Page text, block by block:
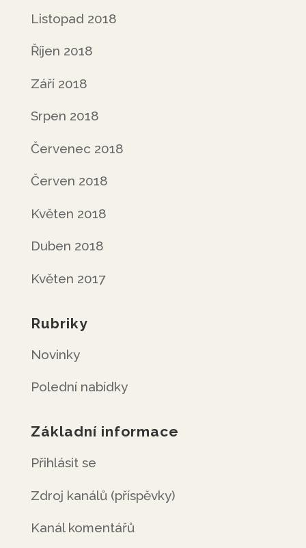
Listopad 2018
Říjen 2018
Září 2018
Srpen 2018
Červenec 2018
Červen 2018
Květen 2018
Duben 2018
Květen 2017
Rubriky
Novinky
Polední nabídky
Základní informace
Přihlásit se
Zdroj kanálů (příspěvky)
Kanál komentářů